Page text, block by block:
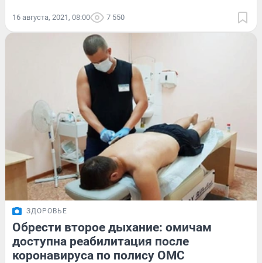
16 августа, 2021, 08:00 7 550
ЗДОРОВЬЕ
Обрести второе дыхание: омичам
доступна реабилитация после
коронавируса по полису ОМС